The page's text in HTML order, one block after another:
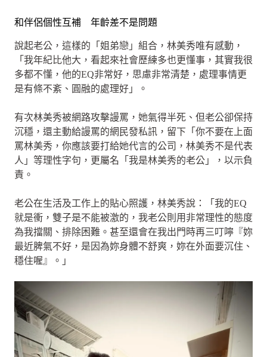
和伴侶個性互補 年齡差不是問題
說起老公，這樣的「姐弟戀」組合，林美秀唯有感動，
「我年紀比他大，看起來社會歷練多也更懂事，其實我很
多都不懂，他的EQ非常好，思慮非常清楚，處理事情更
是有條不紊、圓融的處理好」。
有次林美秀被網路攻擊謾罵，她氣得半死、但老公卻保持
沉穩，還主動給謾罵的網民發私訊，留下「你不要在上面
罵林美秀，你應該要打給她代言的公司，林美秀不是代表
人」等理性字句，更屬名「我是林美秀的老公」，以示負
責。
老公在生活及工作上的貼心照護，林美秀說：「我的EQ
就是衝，雙子是不能被激的，我老公則用非常理性的態度
為我擋關、排除困難。甚至還會在我出門時再三叮嚀『妳
最近脾氣不好，是因為妳身體不舒爽，妳在外面要沉住、
穩住喔』。」